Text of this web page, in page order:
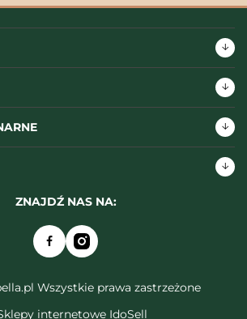
ZNAJDŹ NAS NA:
Wszystkie prawa zastrzeżone